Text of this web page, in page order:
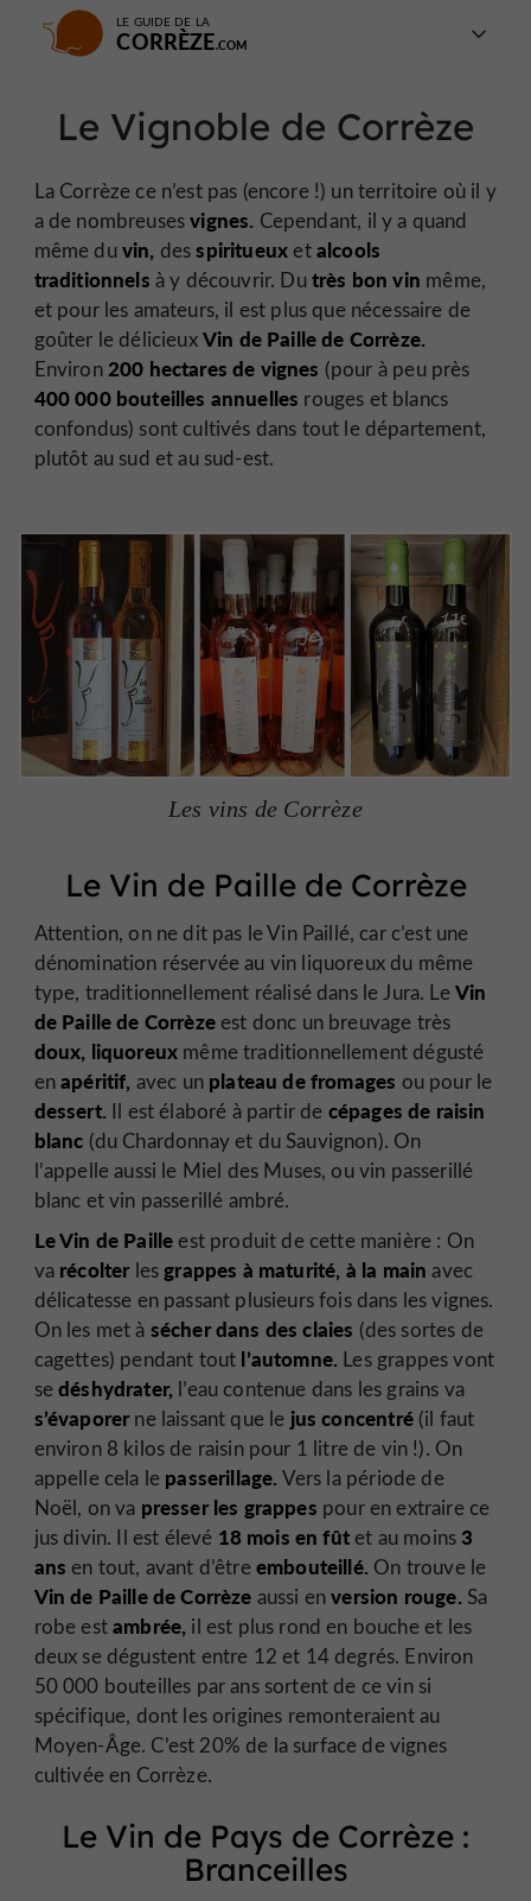
LE GUIDE DE LA
CORRÈZE
Le Vignoble de Corrèze
La Corrèze ce n’est pas (encore !) un territoire où il y
a de nombreusesvignes. Cependant, il y a quand
même duvin, desspiritueuxetalcools
traditionnels à y découvrir. Dutrès bon vin même,
et pour les amateurs, il est plus que nécessaire de
goûter le délicieuxVin de Paille de Corrèze.
Environ200 hectares de vignes (pour à peu près
400 000 bouteilles annuelles rouges et blancs
confondus) sont cultivés dans tout le département,
plutôt au sud et au sud-est.
Les vins de Corrèze
Le Vin de Paille de Corrèze
Attention, on ne dit pas le Vin Paillé, car c’est une
dénomination réservée au vin liquoreux du même
type, traditionnellement réalisé dans le Jura. LeVin
de Paille de Corrèzeest donc un breuvage très
doux, liquoreux même traditionnellement dégusté
enapéritif, avec un plateau de fromages ou pour le
dessert. Il est élaboré à partir de cépages de raisin
blanc (du Chardonnay et du Sauvignon). On
l’appelle aussi le Miel des Muses, ou vin passerillé
blanc et vin passerillé ambré.
Le Vin de Pailleest produit de cette manière : On
va récolterlesgrappes à maturité, à la main avec
délicatesse en passant plusieurs fois dans les vignes.
On les met à sécher dans des claies (des sortes de
cagettes) pendant tout l’automne. Les grappes vont
sedéshydrater, l’eau contenue dans les grains va
s’évaporerne laissant que le jus concentré(il faut
environ 8 kilos de raisin pour 1 litre de vin !). On
appelle cela le passerillage. Vers la période de
Noël, on va presser les grappes pour en extraire ce
jus divin. Il est élevé 18 mois en fûtet au moins 3
ans en tout, avant d’êtreembouteillé. On trouve le
Vin de Paille de Corrèze aussi enversion rouge. Sa
robe estambrée, il est plus rond en bouche et les
deux se dégustent entre 12 et 14 degrés. Environ
50 000 bouteilles par ans sortent de ce vin si
spécifique, dont les origines remonteraient au
Moyen-Âge. C’est 20% de la surface de vignes
cultivée en Corrèze.
Le Vin de Pays de Corrèze :
Branceilles